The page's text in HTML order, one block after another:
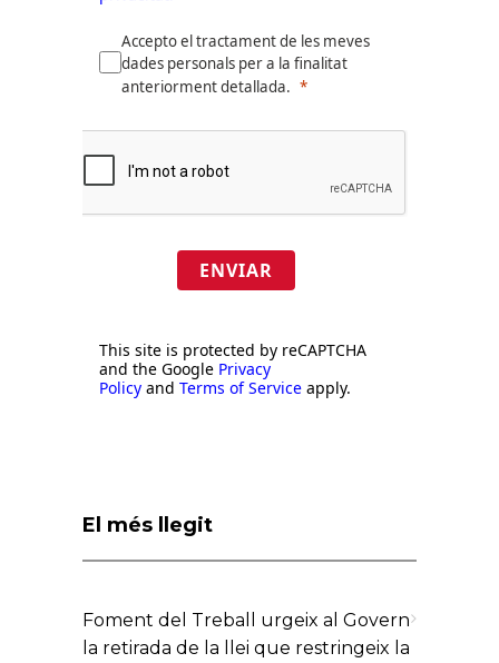
Accepto el tractament de les meves
dades personals per a la finalitat
anteriorment detallada.
ENVIAR
This site is protected by reCAPTCHA
and the Google Privacy
Policy and Terms of Service apply.
El més llegit
Foment del Treball urgeix al Govern
la retirada de la llei que restringeix la